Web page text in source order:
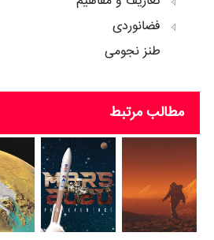
فضانوردی
طنز نجومی
مطالب مرتبط